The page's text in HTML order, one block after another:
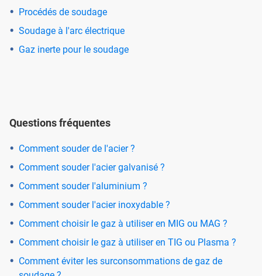
Procédés de soudage
Soudage à l'arc électrique
Gaz inerte pour le soudage
Questions fréquentes
Comment souder de l'acier ?
Comment souder l'acier galvanisé ?
Comment souder l'aluminium ?
Comment souder l'acier inoxydable ?
Comment choisir le gaz à utiliser en MIG ou MAG ?
Comment choisir le gaz à utiliser en TIG ou Plasma ?
Comment éviter les surconsommations de gaz de